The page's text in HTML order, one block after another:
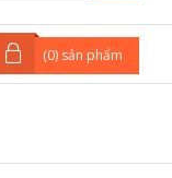
(0) sản phẩm